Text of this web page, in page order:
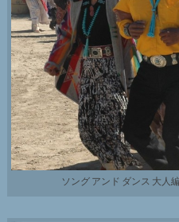
ソング アンド ダンス 大人